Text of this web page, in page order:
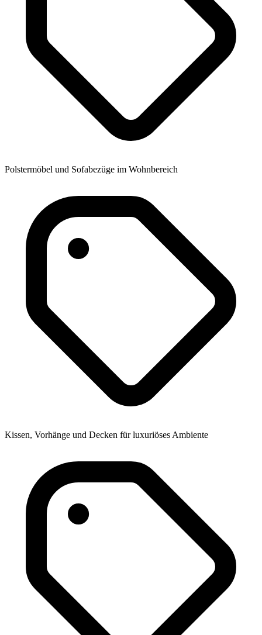
Polstermöbel und Sofabezüge im Wohnbereich
Kissen, Vorhänge und Decken für luxuriöses Ambiente